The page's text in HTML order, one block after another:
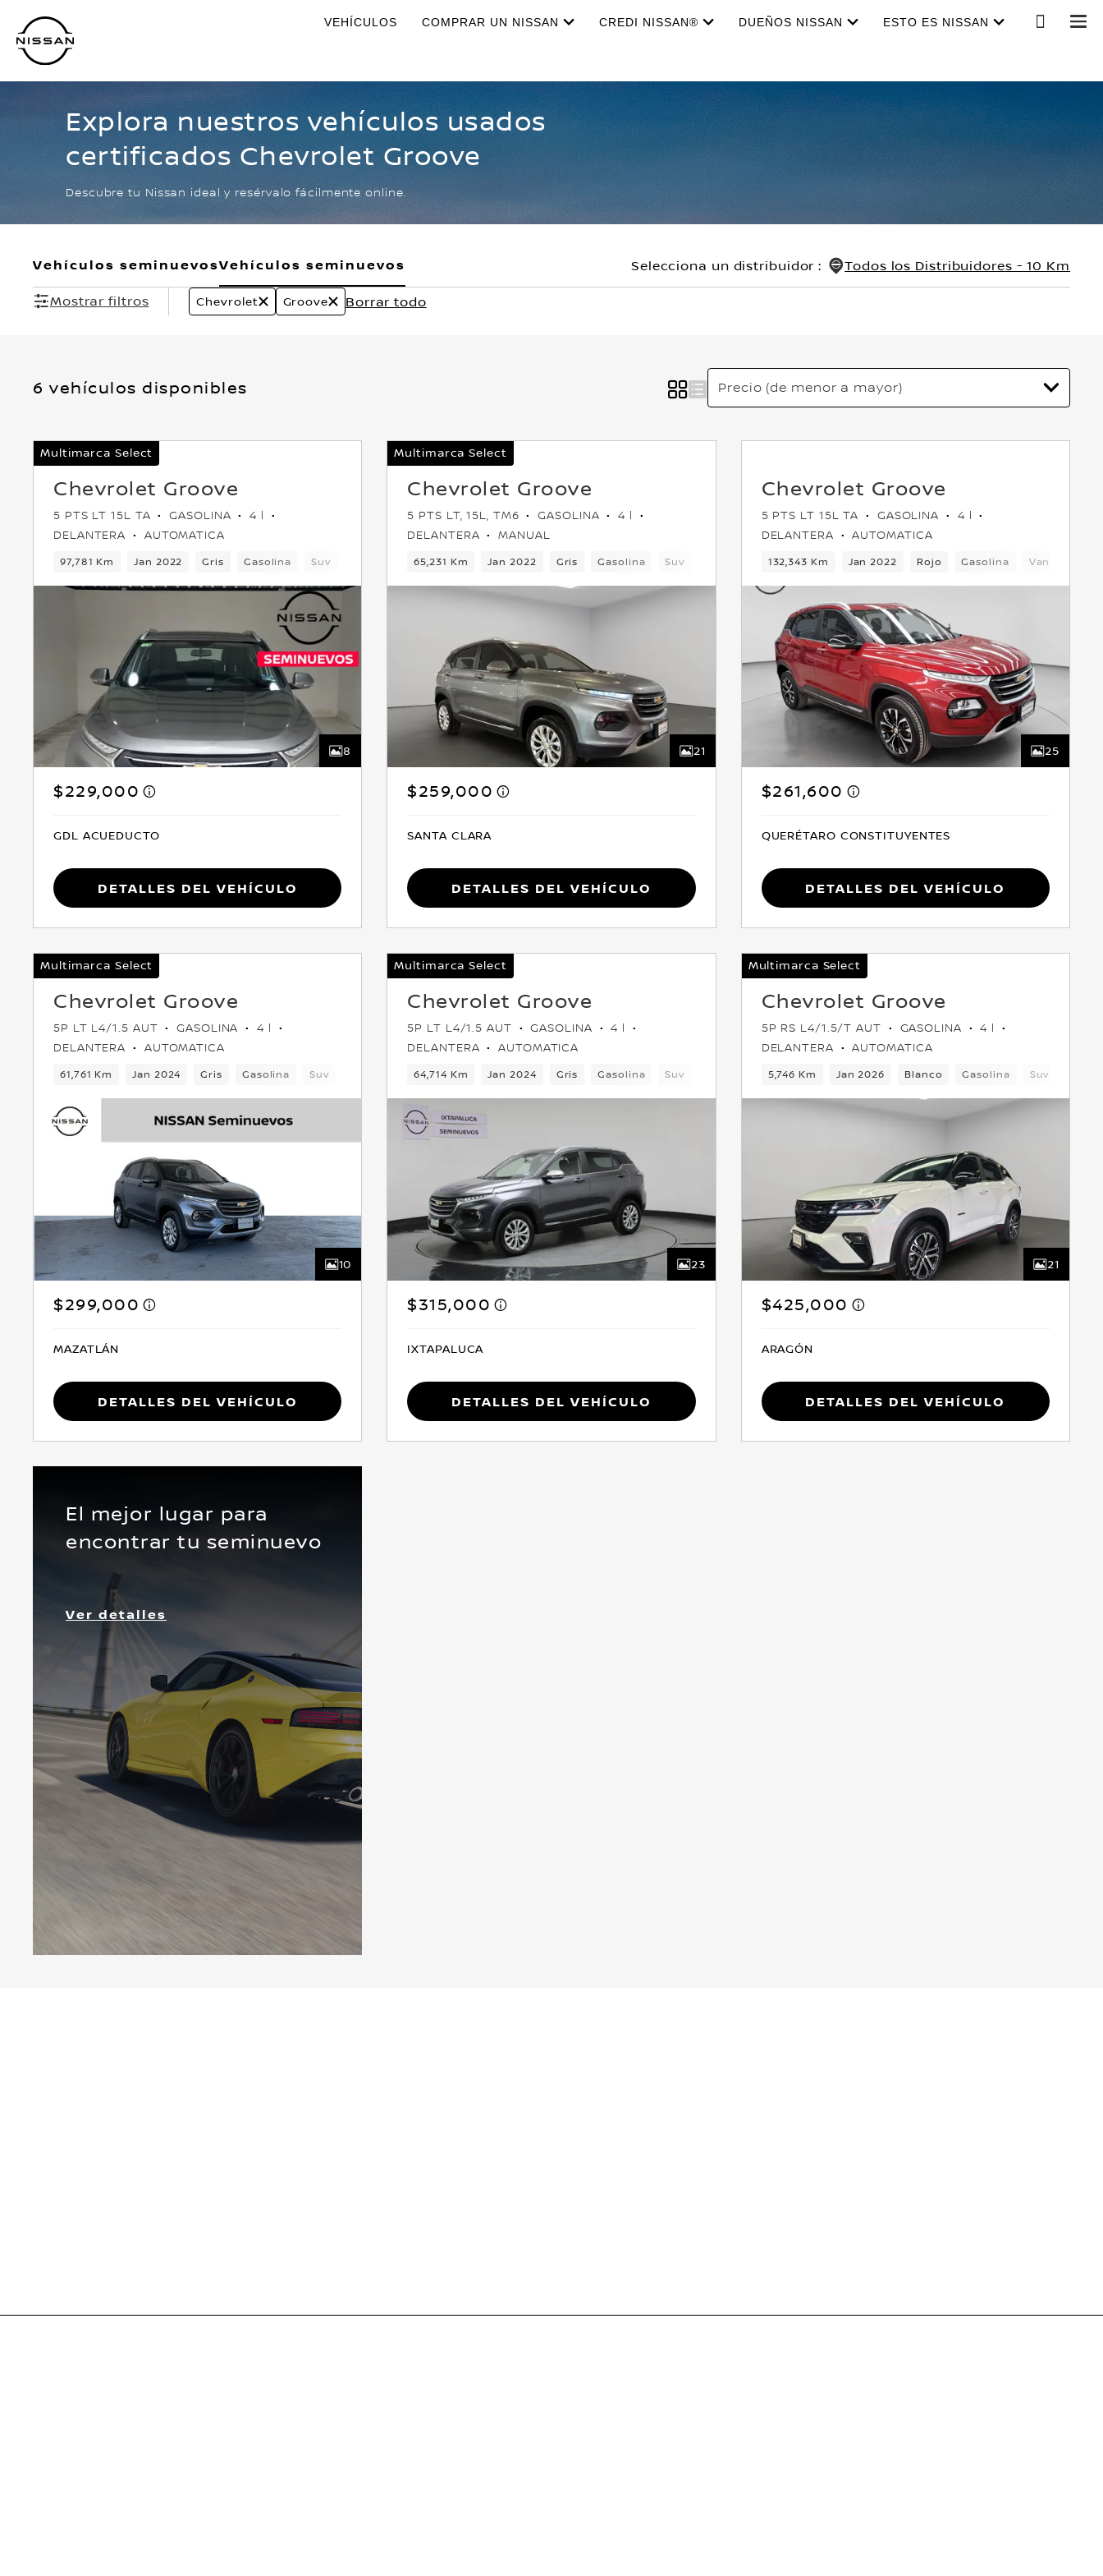
contenido
principal
VEHÍCULOS COMPRAR UN NISSAN CREDI NISSAN® DUEÑOS NISSAN ESTO ES NISSAN
Explora nuestros vehículos usados
certificados Chevrolet Groove
Descubre tu Nissan ideal y resérvalo fácilmente online.
Vehículos seminuevosVehículos seminuevos Selecciona un distribuidor :
Todos los Distribuidores - 10 Km
Mostrar filtros
Chevrolet Groove Borrar todo
6 vehículos disponibles
Multimarca Select
Chevrolet Groove
5 PTS LT 15L TA GASOLINA
4 l
DELANTERA
AUTOMATICA
97,781 Km Jan 2022 Gris Gasolina Suv
8
$229,000
GDL ACUEDUCTO
Detalles del vehículo
Multimarca Select
Chevrolet Groove
5 PTS LT, 15L, TM6 GASOLINA
4 l
DELANTERA
MANUAL
65,231 Km Jan 2022 Gris Gasolina Suv
21
$259,000
SANTA CLARA
Detalles del vehículo
Chevrolet Groove
5 PTS LT 15L TA GASOLINA
4 l
DELANTERA
AUTOMATICA
132,343 Km Jan 2022 Rojo Gasolina Van
25
$261,600
QUERÉTARO CONSTITUYENTES
Detalles del vehículo
Multimarca Select
Chevrolet Groove
5P LT L4/1.5 AUT GASOLINA
4 l
DELANTERA
AUTOMATICA
61,761 Km Jan 2024 Gris Gasolina Suv
10
$299,000
MAZATLÁN
Detalles del vehículo
Multimarca Select
Chevrolet Groove
5P LT L4/1.5 AUT GASOLINA
4 l
DELANTERA
AUTOMATICA
64,714 Km Jan 2024 Gris Gasolina Suv
23
$315,000
IXTAPALUCA
Detalles del vehículo
Multimarca Select
Chevrolet Groove
5P RS L4/1.5/T AUT GASOLINA
4 l
DELANTERA
AUTOMATICA
5,746 Km Jan 2026 Blanco Gasolina Suv
21
$425,000
ARAGÓN
Detalles del vehículo
El mejor lugar para
encontrar tu seminuevo
Ver detalles